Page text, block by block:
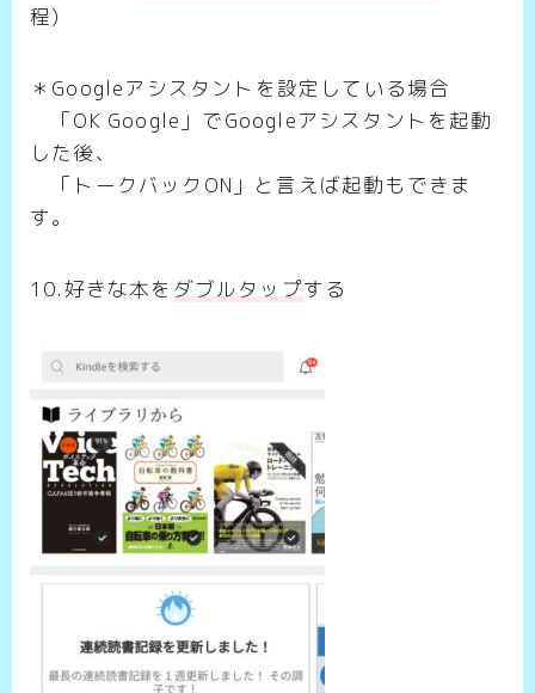
程)
＊Googleアシスタントを設定している場合
「OK Google」でGoogleアシスタントを起動
した後、
「トークバックON」と言えば起動もできま
す。
10.好きな本を ダブルタップする